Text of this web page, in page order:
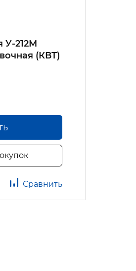
У-212М
(КВТ)
Сравнить